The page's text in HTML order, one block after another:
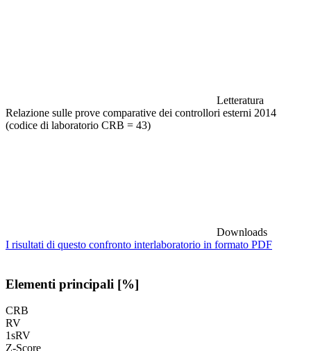
Letteratura
Relazione sulle prove comparative dei controllori esterni 2014
(codice di laboratorio CRB = 43)
Downloads
I risultati di questo confronto interlaboratorio in formato PDF
Elementi principali [%]
CRB
RV
1sRV
Z-Score